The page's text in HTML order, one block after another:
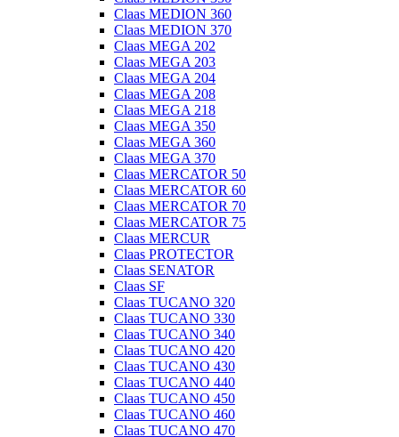
Claas MEDION 360
Claas MEDION 370
Claas MEGA 202
Claas MEGA 203
Claas MEGA 204
Claas MEGA 208
Claas MEGA 218
Claas MEGA 350
Claas MEGA 360
Claas MEGA 370
Claas MERCATOR 50
Claas MERCATOR 60
Claas MERCATOR 70
Claas MERCATOR 75
Claas MERCUR
Claas PROTECTOR
Claas SENATOR
Claas SF
Claas TUCANO 320
Claas TUCANO 330
Claas TUCANO 340
Claas TUCANO 420
Claas TUCANO 430
Claas TUCANO 440
Claas TUCANO 450
Claas TUCANO 460
Claas TUCANO 470